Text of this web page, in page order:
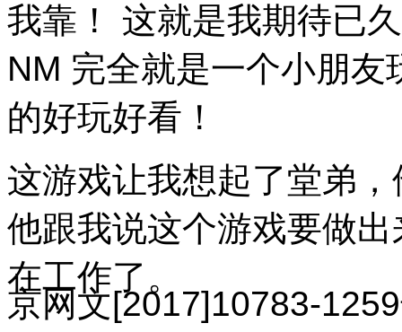
我靠！ 这就是我期待已
NM 完全就是一个小朋
的好玩好看！
这游戏让我想起了堂弟
他跟我说这个游戏要做
在工作了。
京网文[2017]10783-